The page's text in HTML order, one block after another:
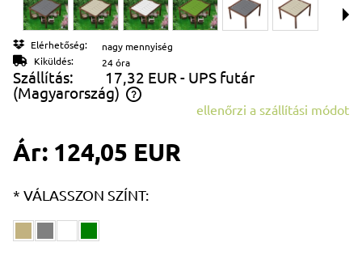
Elérhetőség:
nagy mennyiség
Kiküldés:
24 óra
Szállítás: 17,32 EUR - UPS futár
(Magyarország)
Az ár nem tartalmazza az esetleges fizetési költségeket
ellenőrzi a szállítási módot
Ár: 124,05 EUR
* VÁLASSZON SZÍNT: